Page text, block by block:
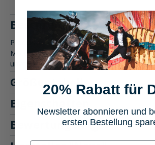
Beschreibung
Produktbeschreibung: Nexo Klapphelm
Motorradhelm Der Nexo Klapphelm
unvergleichlichen Komf…Mehr
Größentabelle
Eigenschaften
Bewertungen
9
20% Rabatt für
Newsletter abonnieren und
ersten Bestellung